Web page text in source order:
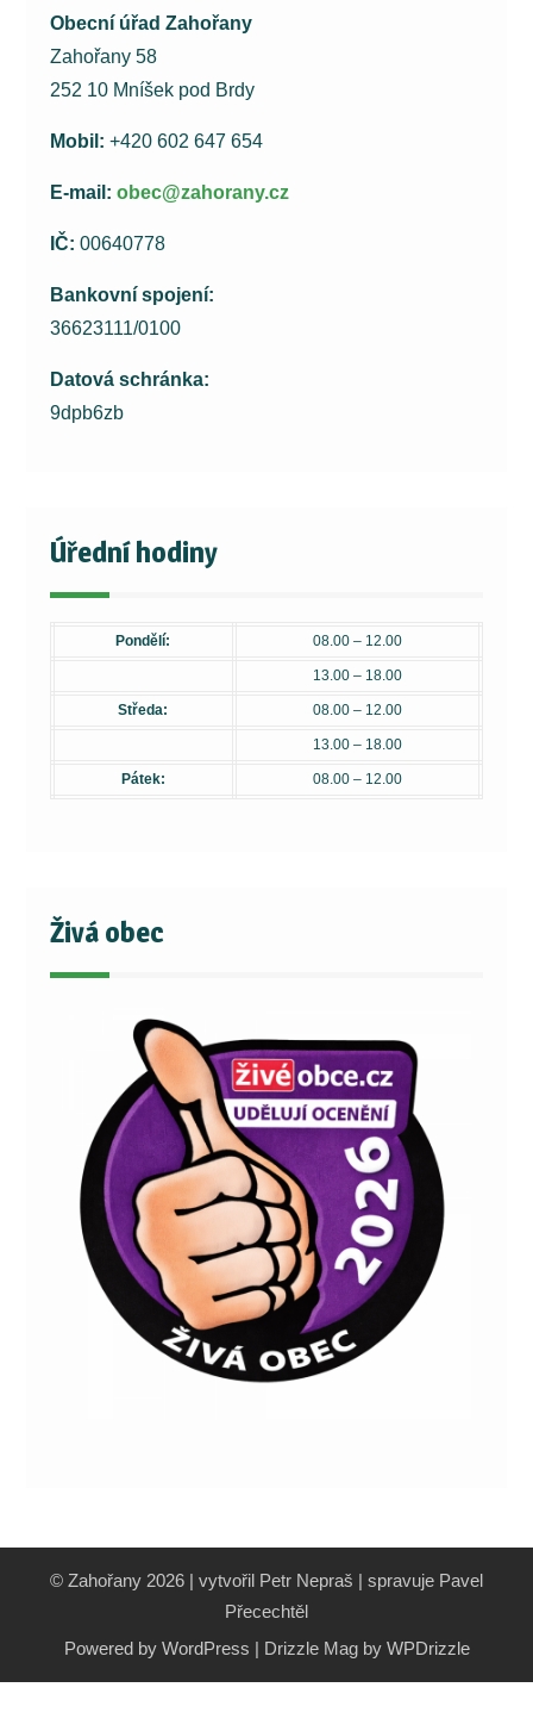
Obecní úřad Zahořany
Zahořany 58
252 10 Mníšek pod Brdy
Mobil: +420 602 647 654
E-mail: obec@zahorany.cz
IČ: 00640778
Bankovní spojení:
36623111/0100
Datová schránka:
9dpb6zb
Úřední hodiny
Pondělí: 08.00 – 12.00
13.00 – 18.00
Středa: 08.00 – 12.00
13.00 – 18.00
Pátek: 08.00 – 12.00
Živá obec
© Zahořany 2026 | vytvořil Petr Nepraš | spravuje Pavel
Přecechtěl
Powered by WordPress | Drizzle Mag by WPDrizzle